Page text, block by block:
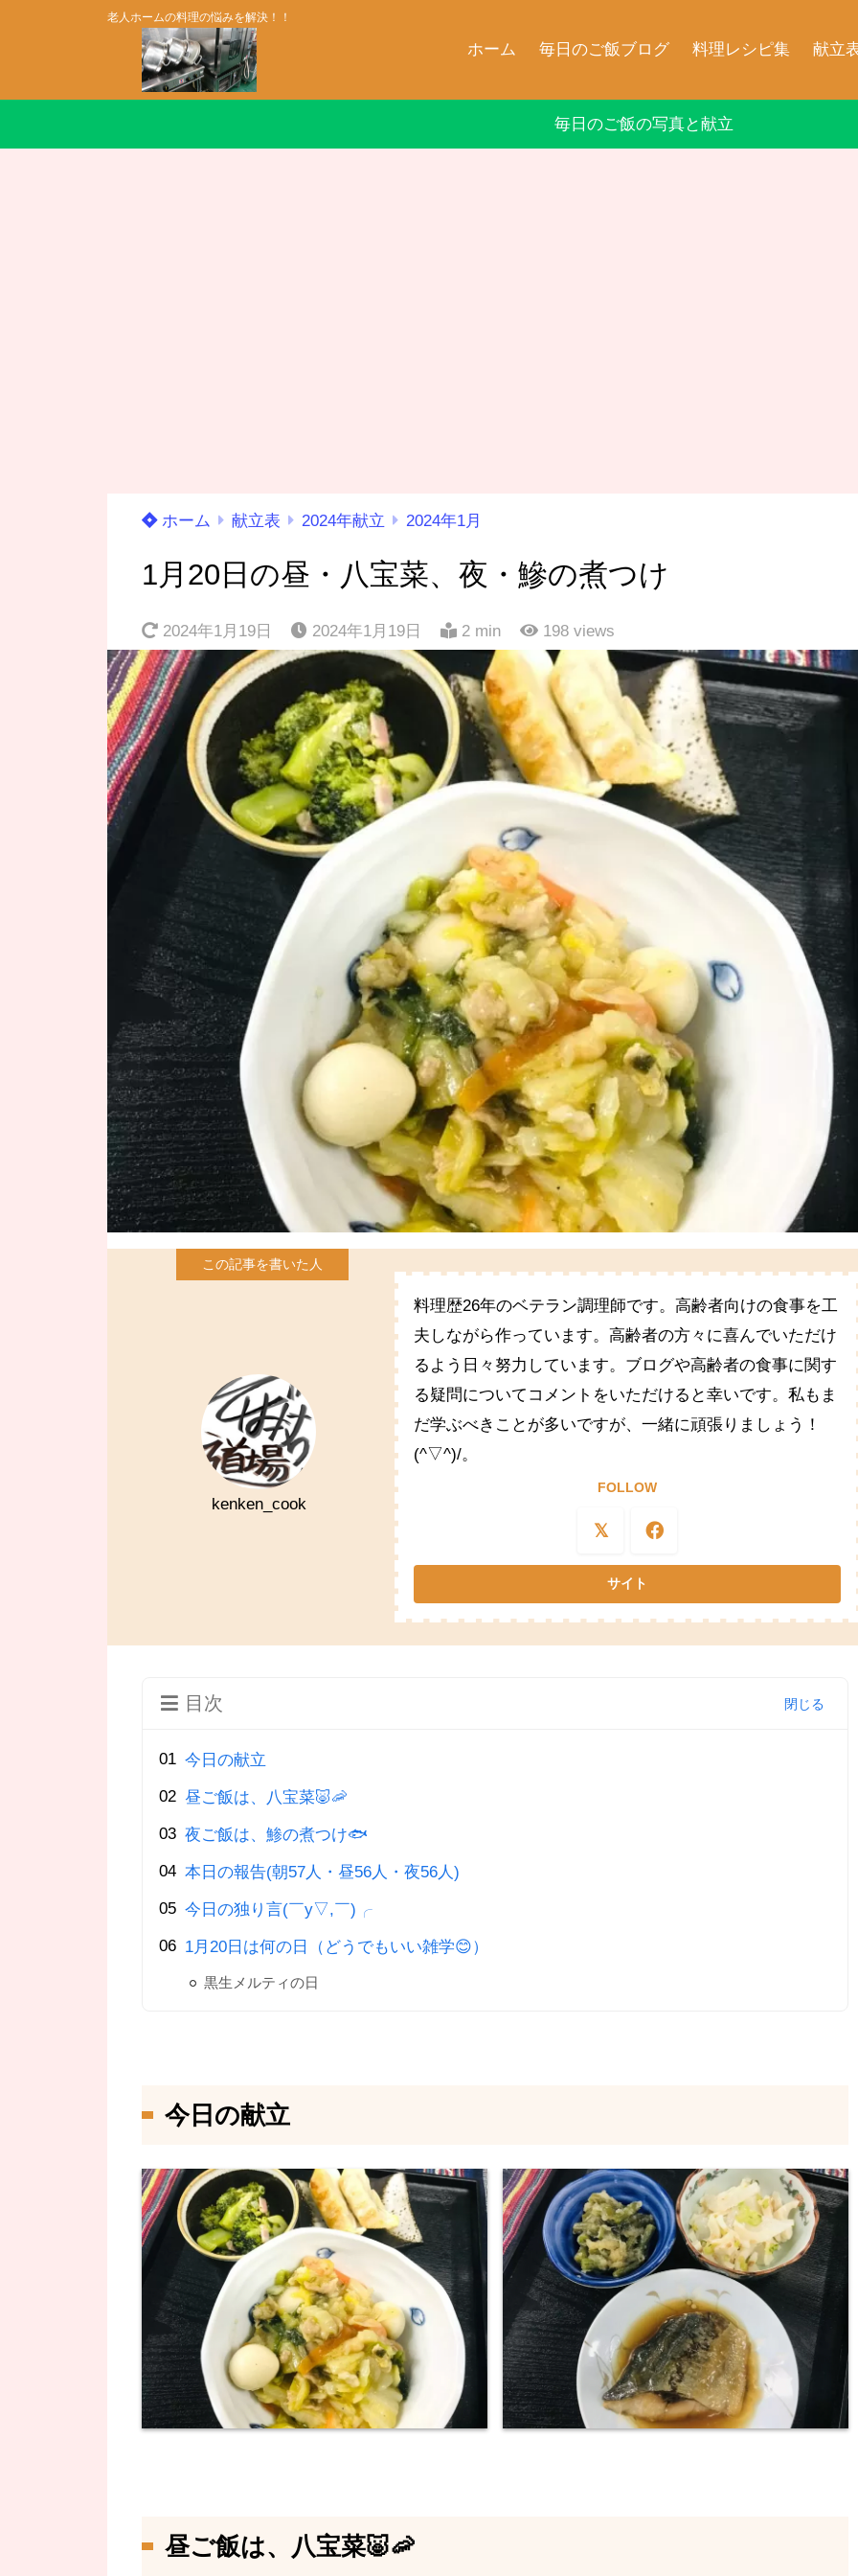
老人ホームの料理の悩みを解決！！
ホーム 毎日のご飯ブログ 料理レシピ集 献立
毎日のご飯の写真と献立
ホーム 献立表 2024年献立 2024年1月
1月20日の昼・八宝菜、夜・鰺の煮つけ
2024年1月19日 2024年1月19日 2 min 198 views
kenken_cook
料理歴26年のベテラン調理師です。高齢者向けの食事を工
夫しながら作っています。高齢者の方々に喜んでいただけ
るよう日々努力しています。ブログや高齢者の食事に関す
る疑問についてコメントをいただけると幸いです。私もま
だ学ぶべきことが多いですが、一緒に頑張りましょう！
(^▽^)/。
FOLLOW
目次
今日の献立
昼ご飯は、八宝菜🐷🦐
夜ご飯は、鯵の煮つけ🐟
本日の報告(朝57人・昼56人・夜56人)
今日の独り言(￣y▽,￣)╭
1月20日は何の日（どうでもいい雑学😊）
黒生メルティの日
今日の献立
昼ご飯は、八宝菜🐷🦐